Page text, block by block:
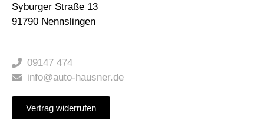
Syburger Straße 13
91790 Nennslingen
09147 474
info@auto-hausner.de
Vertrag widerrufen